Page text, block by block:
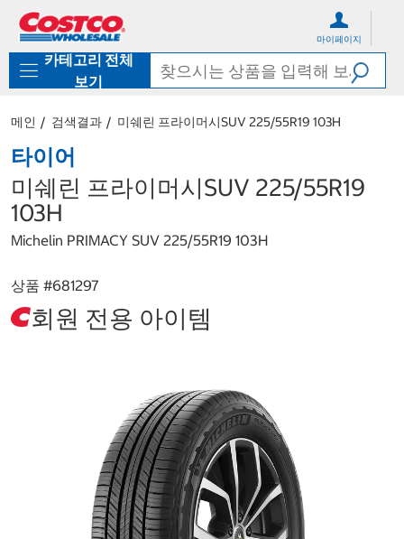
로
기
가
마이페이지
카테고리 전체
보기
메인 검색결과 미쉐린 프라이머시SUV 225/55R19 103H
타이어
미쉐린 프라이머시SUV 225/55R19
103H
Michelin PRIMACY SUV 225/55R19 103H
상품 #681297
회원 전용 아이템